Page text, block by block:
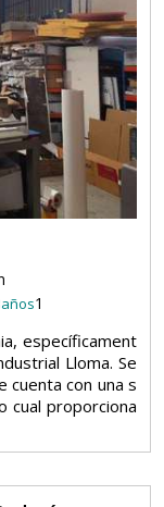
1
específicament
Lloma. Se
cuenta con una s
cual proporciona